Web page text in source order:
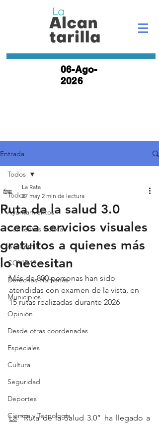
06-Ago-
2026
Entrada
Todos
Ayuntamientos
Con lentes violeta
Academia
COVID19
Derechos Humanos
Municipios
Opinión
Desde otras coordenadas
Especiales
Cultura
Seguridad
Deportes
Ciencia y Tecnología
Todos
Ruta de la salud 3.0
acerca servicios visuales
gratuitos a quienes más
lo necesitan
La Rata
27 may 2 min de lectura
Más de 800 personas han sido
atendidas con examen de la vista, en
15 rutas realizadas durante 2026
La “Ruta de la Salud 3.0” ha llegado a